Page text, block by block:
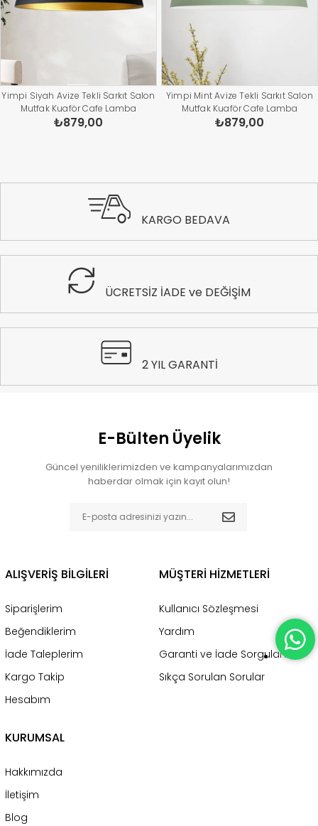
Yimpi Siyah Avize Tekli Sarkıt Salon
Mutfak Kuaför Cafe Lamba
Dekoratif Aydınlatma Pastane
₺879,00
Yimpi Mint Avize Tekli Sarkıt Salon
Mutfak Kuaför Cafe Lamba
Dekoratif Aydınlatma Pastane
₺879,00
KARGO BEDAVA
ÜCRETSİZ İADE ve DEĞİŞİM
2 YIL GARANTİ
E-Bülten Üyelik
Güncel yeniliklerimizden ve kampanyalarımızdan
haberdar olmak için kayıt olun!
ALIŞVERİŞ BİLGİLERİ
Siparişlerim
Beğendiklerim
İade Taleplerim
Kargo Takip
Hesabım
MÜŞTERİ HİZMETLERİ
Kullanıcı Sözleşmesi
Yardım
Garanti ve İade Sorgulama
Sıkça Sorulan Sorular
KURUMSAL
Hakkımızda
İletişim
Blog